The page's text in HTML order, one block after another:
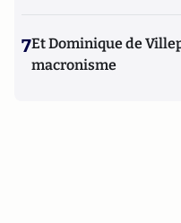
7Et Dominique de
macronisme